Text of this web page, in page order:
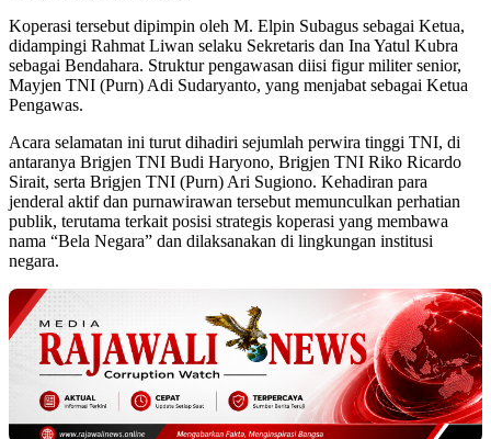
Koperasi tersebut dipimpin oleh M. Elpin Subagus sebagai Ketua,
didampingi Rahmat Liwan selaku Sekretaris dan Ina Yatul Kubra
sebagai Bendahara. Struktur pengawasan diisi figur militer senior,
Mayjen TNI (Purn) Adi Sudaryanto, yang menjabat sebagai Ketua
Pengawas.
Acara selamatan ini turut dihadiri sejumlah perwira tinggi TNI, di
antaranya Brigjen TNI Budi Haryono, Brigjen TNI Riko Ricardo
Sirait, serta Brigjen TNI (Purn) Ari Sugiono. Kehadiran para
jenderal aktif dan purnawirawan tersebut memunculkan perhatian
publik, terutama terkait posisi strategis koperasi yang membawa
nama “Bela Negara” dan dilaksanakan di lingkungan institusi
negara.